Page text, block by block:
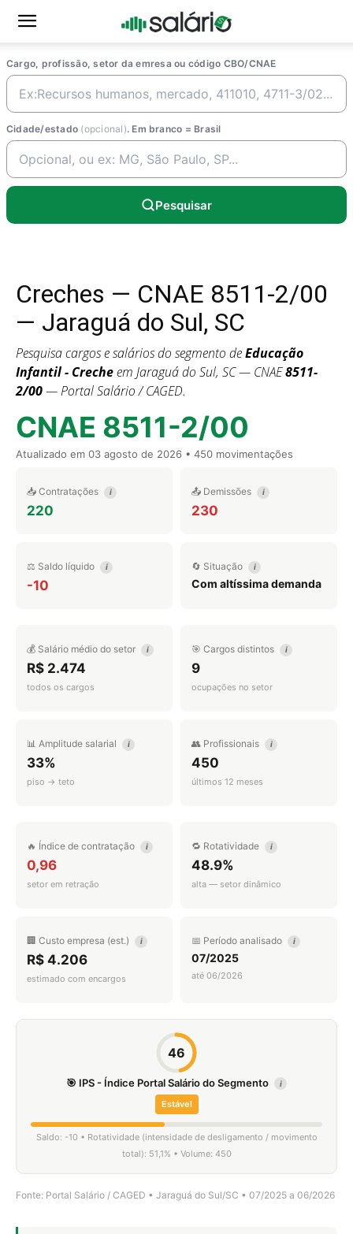
Cargo, profissão, setor da emresa ou código CBO/CNAE
Cidade/estado (opcional). Em branco = Brasil
Pesquisar
Creches — CNAE 8511-2/00
— Jaraguá do Sul, SC
Pesquisa cargos e salários do segmento deEducação
Infantil - Crecheem Jaraguá do Sul, SC — CNAE8511-
2/00— Portal Salário / CAGED.
CNAE 8511-2/00
Atualizado em 03 agosto de 2026 • 450 movimentações
📥 Contratações i
220
📤 Demissões i
230
⚖️ Saldo líquido i
-10
🔄 Situação i
Com altíssima demanda
💰 Salário médio do setor i
R$ 2.474
todos os cargos
🎯 Cargos distintos i
9
ocupações no setor
📊 Amplitude salarial i
33%
piso → teto
👥 Profissionais i
450
últimos 12 meses
🔥 Índice de contratação i
0,96
setor em retração
🔁 Rotatividade i
48.9%
alta — setor dinâmico
🏢 Custo empresa (est.) i
R$ 4.206
estimado com encargos
📅 Período analisado i
07/2025
até 06/2026
46
🎯 IPS - Índice Portal Salário do Segmento i
Estável
Saldo: -10 • Rotatividade (intensidade de desligamento / movimento
total): 51,1% • Volume: 450
Fonte: Portal Salário / CAGED • Jaraguá do Sul/SC • 07/2025 a 06/2026